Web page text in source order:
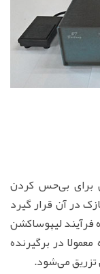
برای بی‌حس کردن
در آن قرار گیرد
فرآیند لیپوساکشن
در برگیرنده
تزریق می‌شود.